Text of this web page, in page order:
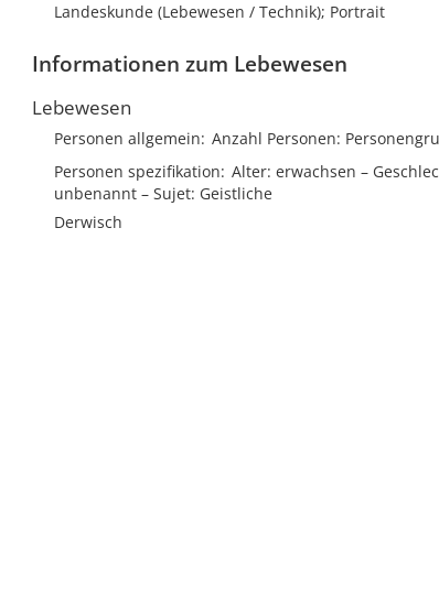
Landeskunde (Lebewesen / Technik); Portrait
Informationen zum Lebewesen
Lebewesen
Personen allgemein Anzahl Personen
Personen spezifikation Alter erwachsen
unbenannt
Sujet Geistliche
Derwisch